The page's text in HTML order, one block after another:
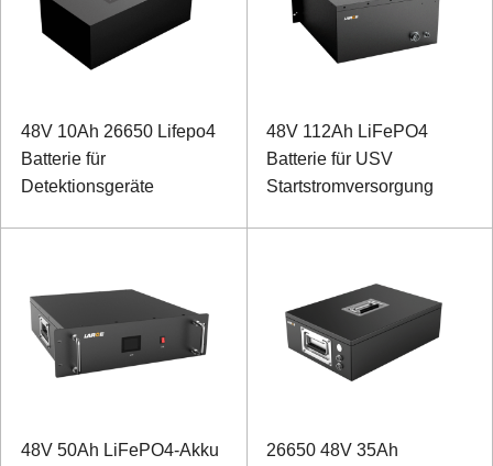
48V 10Ah 26650 Lifepo4
Batterie für
Detektionsgeräte
48V 112Ah LiFePO4
Batterie für USV
Startstromversorgung
48V 50Ah LiFePO4-Akku
26650 48V 35Ah